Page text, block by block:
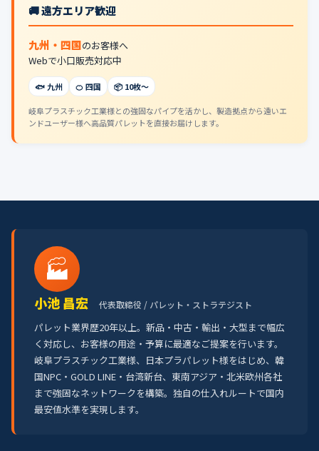
🚚 遠方エリア歓迎
九州・四国のお客様へ
Webで小口販売対応中
🐟 九州 🍊 四国 📦 10枚〜
岐阜プラスチック工業様との強固なパイプを活かし、製造拠点から遠いエ
ンドユーザー様へ高品質パレットを直接お届けします。
🏭
小池 昌宏 代表取締役 / パレット・ストラテジスト
パレット業界歴20年以上。新品・中古・輸出・大型まで幅広
く対応し、お客様の用途・予算に最適なご提案を行います。
岐阜プラスチック工業様、日本プラパレット様をはじめ、韓
国NPC・GOLD LINE・台湾新台、東南アジア・北米欧州各社
まで強固なネットワークを構築。独自の仕入れルートで国内
最安値水準を実現します。